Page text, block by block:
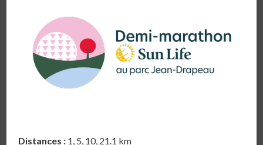
Distances : 1, 5, 10, 21.1 km